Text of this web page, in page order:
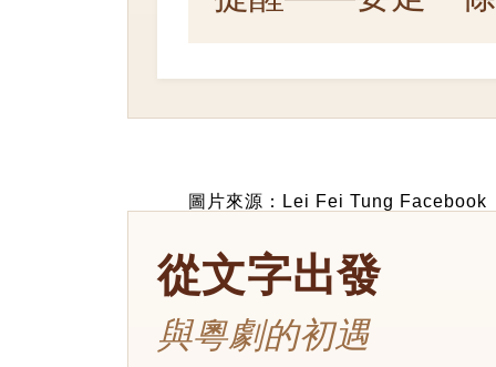
圖片來源：Lei Fei Tung Facebook
從文字出發
與粵劇的初遇